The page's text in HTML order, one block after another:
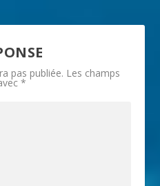
pas publiée. Les champs
*